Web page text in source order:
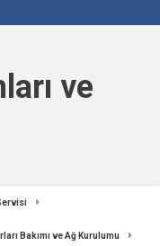
ve
Bakımı ve Ağ Kurulumu